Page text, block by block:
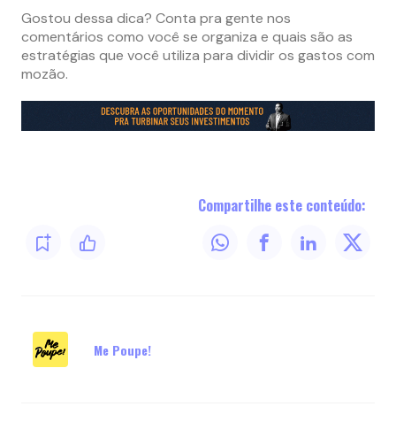
Gostou dessa dica? Conta pra gente nos
comentários como você se organiza e quais são as
estratégias que você utiliza para dividir os gastos com
mozão.
Compartilhe este conteúdo:
Me Poupe!